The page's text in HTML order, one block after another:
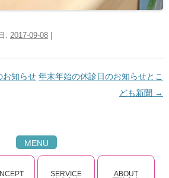
: 2017-09-08 |
ーション
お知らせ 年末年始の休診日のお知らせとこ
ども新聞 →
MENU
SERVICE
ABOUT